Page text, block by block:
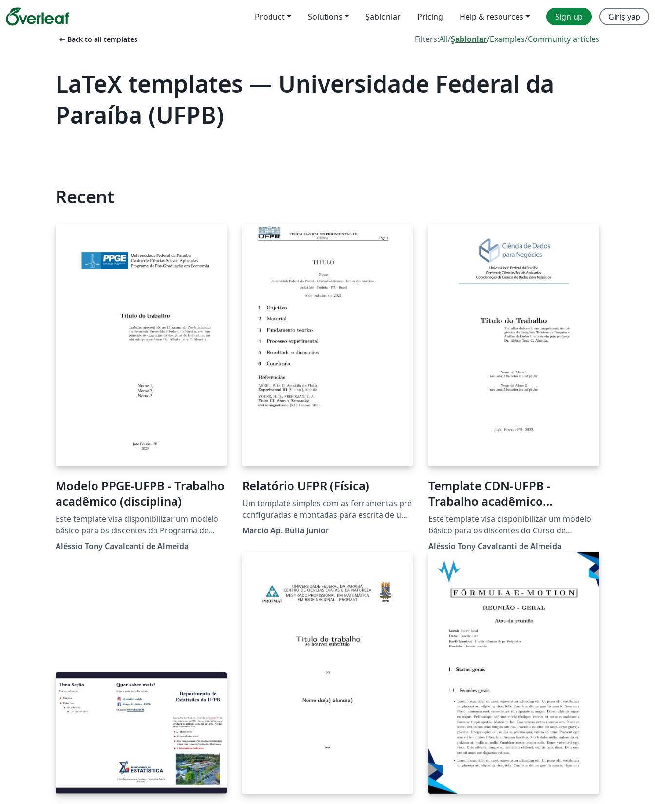
Product Solutions Şablonlar Pricing Help & resources Sign up Giriş yap
arrow_left_alt Back to all templates Filters:All/Şablonlar/Examples/Community articles
LaTeX templates — Universidade Federal da
Paraíba (UFPB)
Recent
Modelo PPGE-UFPB - Trabalho
acadêmico (disciplina)
Este template visa disponibilizar um modelo
básico para os discentes do Programa de
Pós-graduação em Economia da Universidade
Federal da Paraíba preparem seus trabalhos
Aléssio Tony Cavalcanti de Almeida
Relatório UFPR (Física)
Um template simples com as ferramentas pré
configuradas e montadas para escrita de um
relatório simples.
Marcio Ap. Bulla Junior
Template CDN-UFPB -
Trabalho acadêmico
(disciplina)
Este template visa disponibilizar um modelo
básico para os discentes do Curso de
Graduação em Ciência de Dados para
Negócios (CDN) da Universidade Federal da
Paraíba (UFPB) preparem seus trabalhos
acadêmicos para disciplinas do bacharelado.
Aléssio Tony Cavalcanti de Almeida